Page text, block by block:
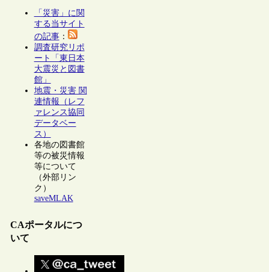
「災害」に関
する当サイト
の記事：
調査研究リポ
ート「東日本
大震災と図書
館」
地震・災害 関
連情報（レフ
ァレンス協同
データベー
ス）
各地の図書館
等の被災情報
等について
（外部リン
ク）
saveMLAK
CAポータルにつ
いて